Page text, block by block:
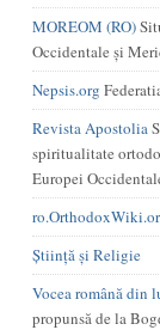
MOREOM (RO)
Occidentale și
Nepsis.org
Revista Apostolia
spiritualitate
Europei
Știință și Religie
Vocea română din
propunsă de la